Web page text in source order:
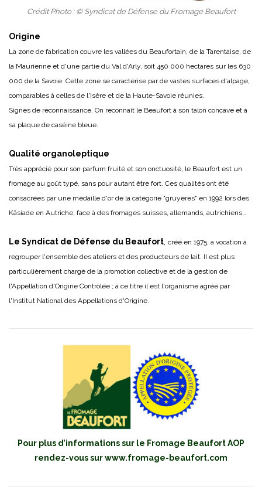
Crédit Photo : © Syndicat de Défense du Fromage Beaufort
Origine
La zone de fabrication couvre les vallées du Beaufortain, de la Tarentaise, de
la Maurienne et d'une partie du Val d'Arly, soit 450 000 hectares sur les 630
000 de la Savoie. Cette zone se caractérise par de vastes surfaces d'alpage,
comparables à celles de l'Isère et de la Haute-Savoie réunies.
Signes de reconnaissance. On reconnaît le Beaufort à son talon concave et à
sa plaque de caséine bleue
Qualité organoleptique
Très apprécié pour son parfum fruité et son onctuosité, le Beaufort est un
fromage au goût typé, sans pour autant être fort. Ces qualités ont été
consacrées par une médaille d'or de la catégorie "gruyères" en 1992 lors des
Käsiade en Autriche, face à des fromages suisses, allemands, autrichiens…
Le Syndicat de Défense du Beaufort créé en 1975, a vocation à
regrouper l'ensemble des ateliers et des producteurs de lait. II est plus
particulièrement chargé de la promotion collective et de la gestion de
l'Appellation d'Origine Contrôlée ; à ce titre il est l'organisme agréé par
l'Institut National des Appellations d'Origine.
Pour plus d’informations sur le Fromage Beaufort AOP
rendez-vous surwww.fromage-beaufort.com